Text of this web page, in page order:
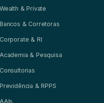
Wealth & Private
Bancos & Corretoras
Corporate & RI
Academia & Pesquisa
Consultorias
Previdência & RPPS
AAIs